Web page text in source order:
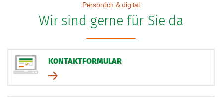
Wir sind gerne für Sie da
Persönlich & digital
KONTAKTFORMULAR